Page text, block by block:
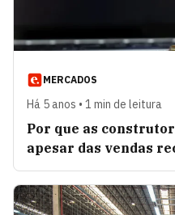
MERCADOS
Há 5 anos • 1 min de leitura
Por que as
apesar das vendas